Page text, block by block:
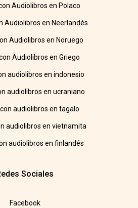
Audiolibros en Polaco
Audiolibros en Neerlandés
Audiolibros en Noruego
Audiolibros en Griego
audiolibros en indonesio
audiolibros en ucraniano
audiolibros en tagalo
audiolibros en vietnamita
audiolibros en finlandés
Sociales
Facebook